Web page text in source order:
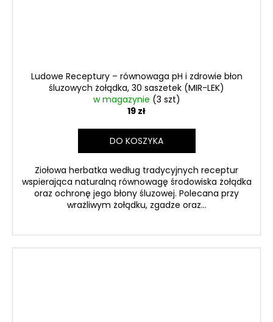
Ludowe Receptury – równowaga pH i zdrowie błon
śluzowych żołądka, 30 saszetek (MIR-LEK)
w magazynie (3 szt)
19 zł
DO KOSZYKA
Ziołowa herbatka według tradycyjnych receptur
wspierająca naturalną równowagę środowiska żołądka
oraz ochronę jego błony śluzowej. Polecana przy
wrażliwym żołądku, zgadze oraz...